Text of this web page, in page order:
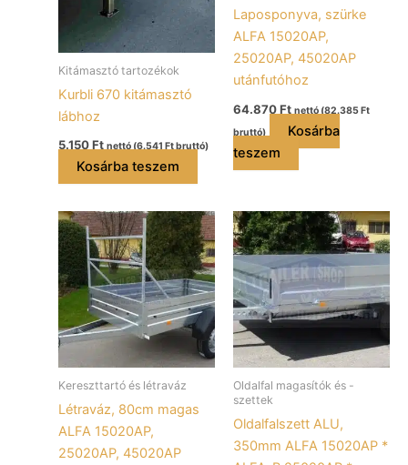
Kitámasztó tartozékok
Kurbli 670 kitámasztó
lábhoz
5.150Ft nettó (6.541 Ftbruttó)
Kosárba teszem
Laposponyva, szürke
ALFA 15020AP,
25020AP, 45020AP
utánfutóhoz
64.870Ft nettó (82.385Ft
bruttó)
Kosárba
teszem
Kereszttartó és létraváz
Létraváz, 80cm magas
ALFA 15020AP,
25020AP, 45020AP
Oldalfal magasítók és -
szettek
Oldalfalszett ALU,
350mm ALFA 15020AP *